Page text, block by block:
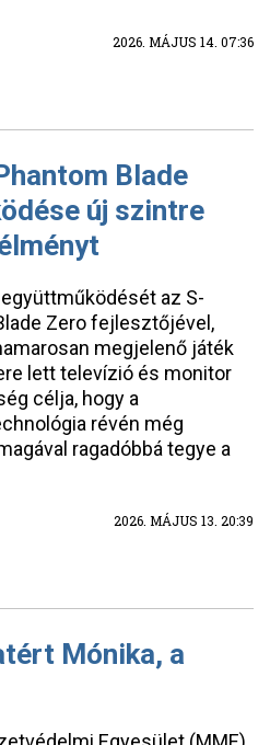
2026. MÁJUS 14. 07:36
Blade
új szintre
az S-
Zero fejlesztőjével,
megjelenő játék
lett televízió és monitor
célja, hogy a
révén még
ragadóbbá tegye a
2026. MÁJUS 13. 20:39
Mónika, a